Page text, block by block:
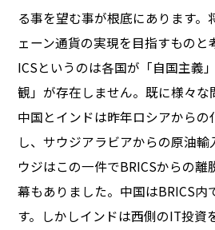
る事を望む事が根底にあります。
ェーン通貨の実現を目指すものと
ICSというのは各国が「自国主義
観」が存在しません。既に様々な
中国とインドは昨年ロシアから
し、サウジアラビアからの原油
ウジはこの一件でBRICSからの離
幕もありました。中国はBRICS内
す。しかしインドは西側のIT投資